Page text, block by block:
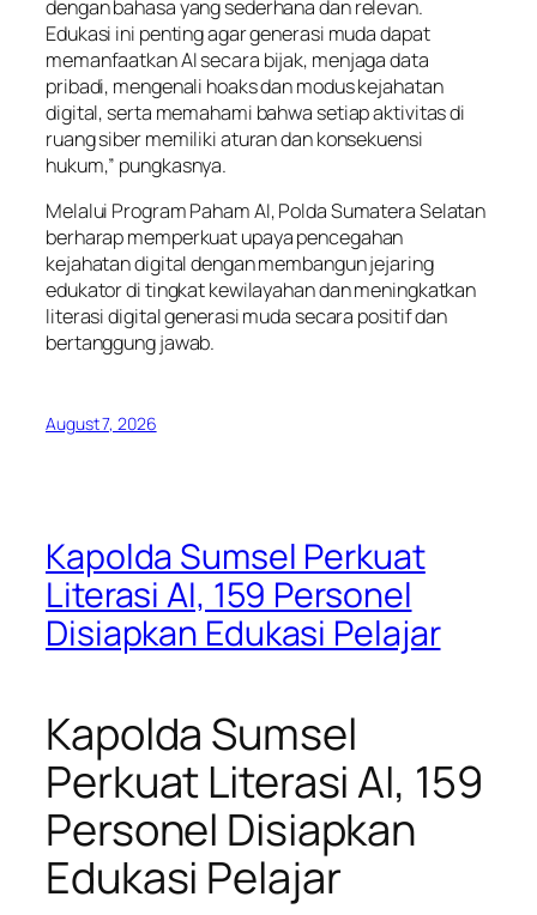
dengan bahasa yang sederhana dan relevan.
Edukasi ini penting agar generasi muda dapat
memanfaatkan AI secara bijak, menjaga data
pribadi, mengenali hoaks dan modus kejahatan
digital, serta memahami bahwa setiap aktivitas di
ruang siber memiliki aturan dan konsekuensi
hukum,” pungkasnya.
Melalui Program Paham AI, Polda Sumatera Selatan
berharap memperkuat upaya pencegahan
kejahatan digital dengan membangun jejaring
edukator di tingkat kewilayahan dan meningkatkan
literasi digital generasi muda secara positif dan
bertanggung jawab.
August 7, 2026
Kapolda Sumsel Perkuat
Literasi AI, 159 Personel
Disiapkan Edukasi Pelajar
Kapolda Sumsel
Perkuat Literasi AI, 159
Personel Disiapkan
Edukasi Pelajar